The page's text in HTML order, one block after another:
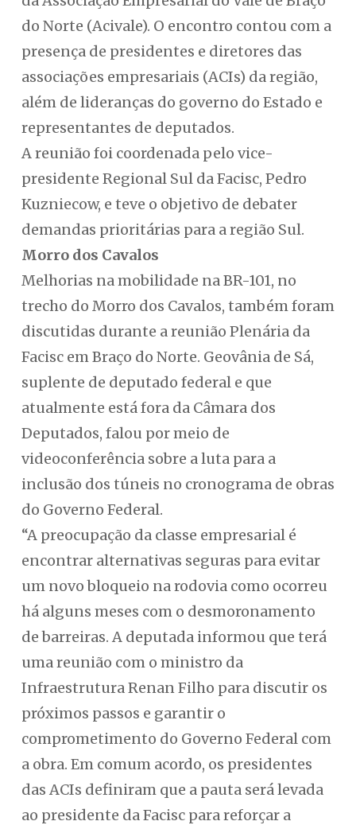
do Norte (Acivale). O encontro contou com a
presença de presidentes e diretores das
associações empresariais (ACIs) da região,
além de lideranças do governo do Estado e
representantes de deputados.
A reunião foi coordenada pelo vice-
presidente Regional Sul da Facisc, Pedro
Kuzniecow, e teve o objetivo de debater
demandas prioritárias para a região Sul.
Morro dos Cavalos
Melhorias na mobilidade na BR-101, no
trecho do Morro dos Cavalos, também foram
discutidas durante a reunião Plenária da
Facisc em Braço do Norte. Geovânia de Sá,
suplente de deputado federal e que
atualmente está fora da Câmara dos
Deputados, falou por meio de
videoconferência sobre a luta para a
inclusão dos túneis no cronograma de obras
do Governo Federal.
“A preocupação da classe empresarial é
encontrar alternativas seguras para evitar
um novo bloqueio na rodovia como ocorreu
há alguns meses com o desmoronamento
de barreiras. A deputada informou que terá
uma reunião com o ministro da
Infraestrutura Renan Filho para discutir os
próximos passos e garantir o
comprometimento do Governo Federal com
a obra. Em comum acordo, os presidentes
das ACIs definiram que a pauta será levada
ao presidente da Facisc para reforçar a